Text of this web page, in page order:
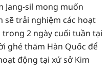
Jang-sil mong muốn
sẽ trải nghiệm các hoạt
trong 2 ngày cuối tuần tại
ghé thăm Hàn Quốc để
động tại xứ sở Kim